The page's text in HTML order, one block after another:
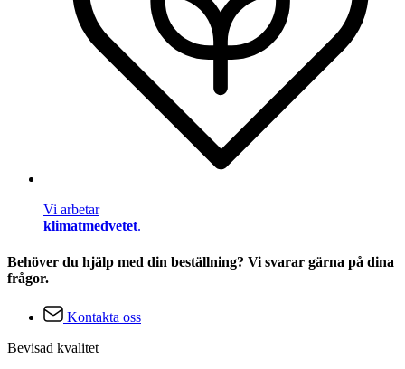
Vi arbetar
klimatmedvetet.
Behöver du hjälp med din beställning? Vi svarar gärna på dina
frågor.
Kontakta oss
Bevisad kvalitet